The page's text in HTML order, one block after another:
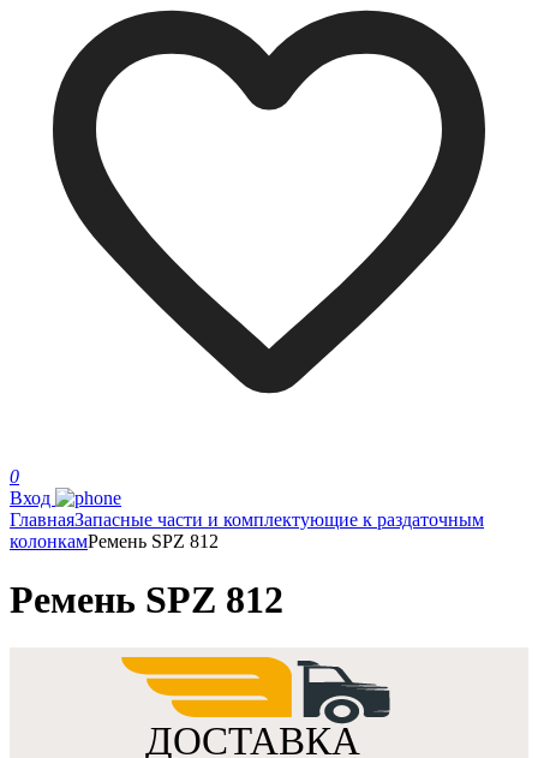
0
Вход
ГлавнаяЗапасные части и комплектующие к раздаточным
колонкамРемень SPZ 812
Ремень SPZ 812